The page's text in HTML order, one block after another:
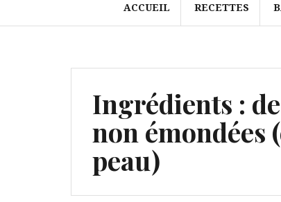
ACCUEIL RECETTES
Ingrédients :
non émondées
peau)